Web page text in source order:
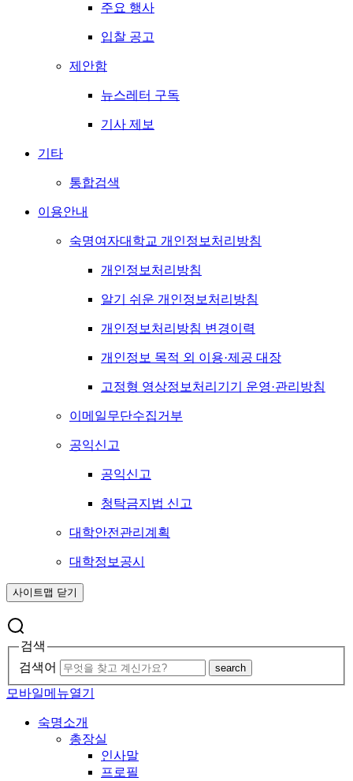
주요 행사
입찰 공고
제안함
뉴스레터 구독
기사 제보
기타
통합검색
이용안내
숙명여자대학교 개인정보처리방침
개인정보처리방침
알기 쉬운 개인정보처리방침
개인정보처리방침 변경이력
개인정보 목적 외 이용·제공 대장
고정형 영상정보처리기기 운영·관리방침
이메일무단수집거부
공익신고
공익신고
청탁금지법 신고
대학안전관리계획
대학정보공시
사이트맵 닫기
검색
검색어
search
모바일메뉴열기
숙명소개
총장실
인사말
프로필